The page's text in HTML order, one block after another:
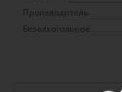
Производитель
Безалкогольное